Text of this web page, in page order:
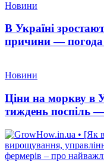
Новини
В Україні
причини — погода
Новини
Ціни на моркву в
тиждень поспіль